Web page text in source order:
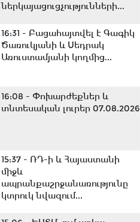
ներկայացուցչությունների...
16:31 - Բացահայտվել է Գագիկ
Ծառուկյանի և Սեդրակ
Առուստամյանի կողմից...
16:08 - Փոխարժեքներ և
տնտեսական լուրեր 07.08.2026
15:37 - ՌԴ-ի և Հայաստանի
միջև
ապրանքաշրջանառությունը
կտրուկ նվազում...